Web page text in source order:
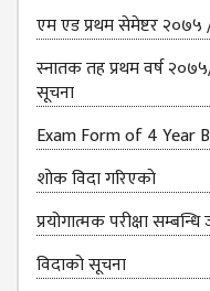
एम एड प्रथम सेमेष्टर
स्नातक तह प्रथम वर्ष
सूचना
Exam Form of 4 Year
शाेक विदा गरिएकाे
प्रयोगात्मक परीक्षा
विदाकाे सूचना